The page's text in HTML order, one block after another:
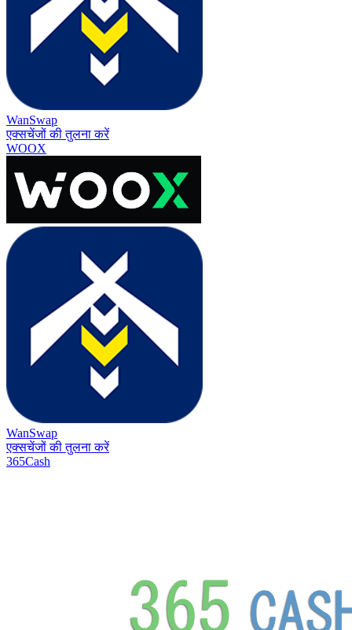
WanSwap
एक्सचेंजों की तुलना करें
WOOX
WanSwap
एक्सचेंजों की तुलना करें
365Cash